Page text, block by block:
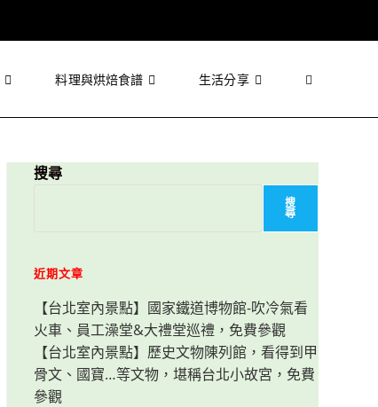
料理與烘焙食譜 生活分享 Toggle
search
搜尋
搜
尋
近期文章
【台北室內景點】國家鐵道博物館-吹冷氣看
火車、員工澡堂&大禮堂巡禮，免費參觀
【台北室內景點】歷史文物陳列館，看得到甲
骨文、國寶…等文物，堪稱台北小故宮，免費
參觀